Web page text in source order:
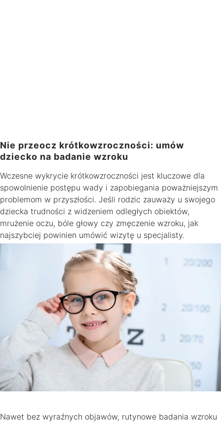
Nie przeocz krótkowzroczności: umów
dziecko na badanie wzroku
Wczesne wykrycie krótkowzroczności jest kluczowe dla
spowolnienie postępu wady i zapobiegania poważniejszym
problemom w przyszłości. Jeśli rodzic zauważy u swojego
dziecka trudności z widzeniem odległych obiektów,
mrużenie oczu, bóle głowy czy zmęczenie wzroku, jak
najszybciej powinien umówić wizytę u specjalisty.
Nawet bez wyraźnych objawów, rutynowe badania wzroku